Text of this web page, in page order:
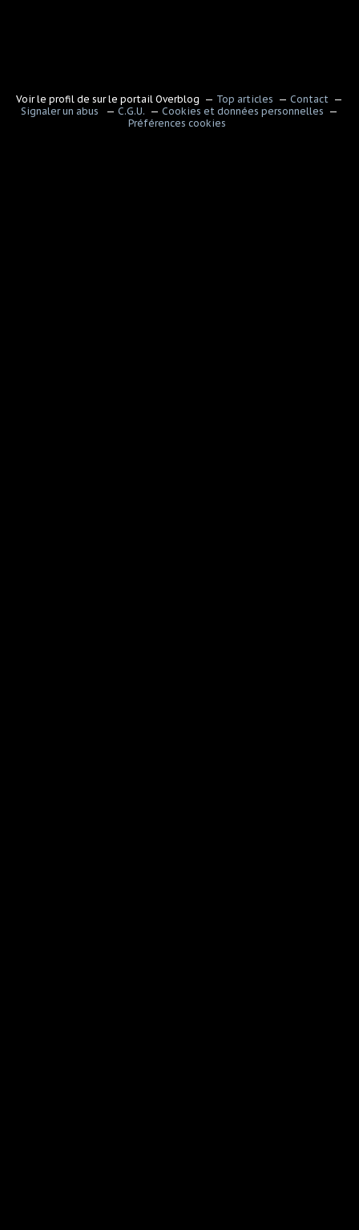
Voir le profil de sur le portail Overblog Top articles
Contact
Signaler un abus
C.G.U.
Cookies et données personnelles
Préférences cookies